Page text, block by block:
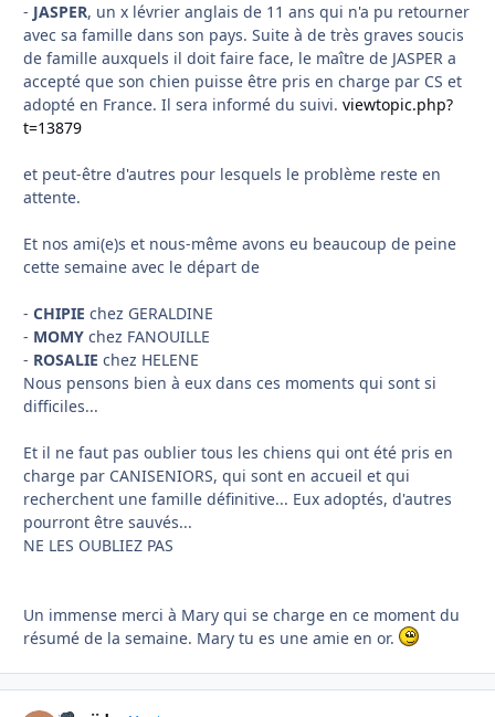
- JASPER, un x lévrier anglais de 11 ans qui n'a pu retourner
avec sa famille dans son pays. Suite à de très graves soucis
de famille auxquels il doit faire face, le maître de JASPER a
accepté que son chien puisse être pris en charge par CS et
adopté en France. Il sera informé du suivi. viewtopic.php?
t=13879
et peut-être d'autres pour lesquels le problème reste en
attente.
Et nos ami(e)s et nous-même avons eu beaucoup de peine
cette semaine avec le départ de
- CHIPIE chez GERALDINE
- MOMY chez FANOUILLE
- ROSALIE chez HELENE
Nous pensons bien à eux dans ces moments qui sont si
difficiles...
Et il ne faut pas oublier tous les chiens qui ont été pris en
charge par CANISENIORS, qui sont en accueil et qui
recherchent une famille définitive... Eux adoptés, d'autres
pourront être sauvés...
NE LES OUBLIEZ PAS
Un immense merci à Mary qui se charge en ce moment du
résumé de la semaine. Mary tu es une amie en or.